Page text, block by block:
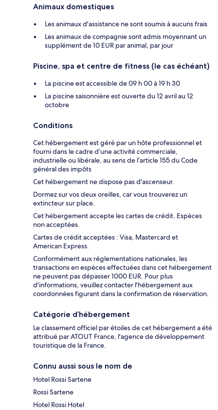
Animaux domestiques
Les animaux d'assistance ne sont soumis à aucuns frais
Les animaux de compagnie sont admis moyennant un
supplément de 10 EUR par animal, par jour
Piscine, spa et centre de fitness (le cas échéant)
La piscine est accessible de 09 h 00 à 19 h 30
La piscine saisonnière est ouverte du 12 avril au 12
octobre
Conditions
Cet hébergement est géré par un hôte professionnel et
fourni dans le cadre d’une activité commerciale,
industrielle ou libérale, au sens de l’article 155 du Code
général des impôts
Cet hébergement ne dispose pas d'ascenseur.
Dormez sur vos deux oreilles, car vous trouverez un
extincteur sur place.
Cet hébergement accepte les cartes de crédit. Espèces
non acceptées.
Cartes de crédit acceptées : Visa, Mastercard et
American Express.
Conformément aux réglementations nationales, les
transactions en espèces effectuées dans cet hébergement
ne peuvent pas dépasser 1000 EUR. Pour plus
d'informations, veuillez contacter l'hébergement aux
coordonnées figurant dans la confirmation de réservation.
Catégorie d’hébergement
Le classement officiel par étoiles de cet hébergement a été
attribué par ATOUT France, l'agence de développement
touristique de la France.
Connu aussi sous le nom de
Hotel Rossi Sartene
Rossi Sartene
Hotel Rossi Hotel